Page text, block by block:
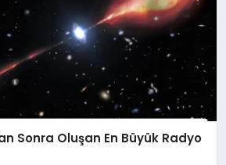
Sonra Oluşan En Büyük Radyo